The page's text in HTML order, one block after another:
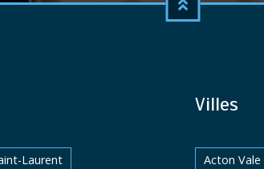
Laurent
Villes
Acton Vale